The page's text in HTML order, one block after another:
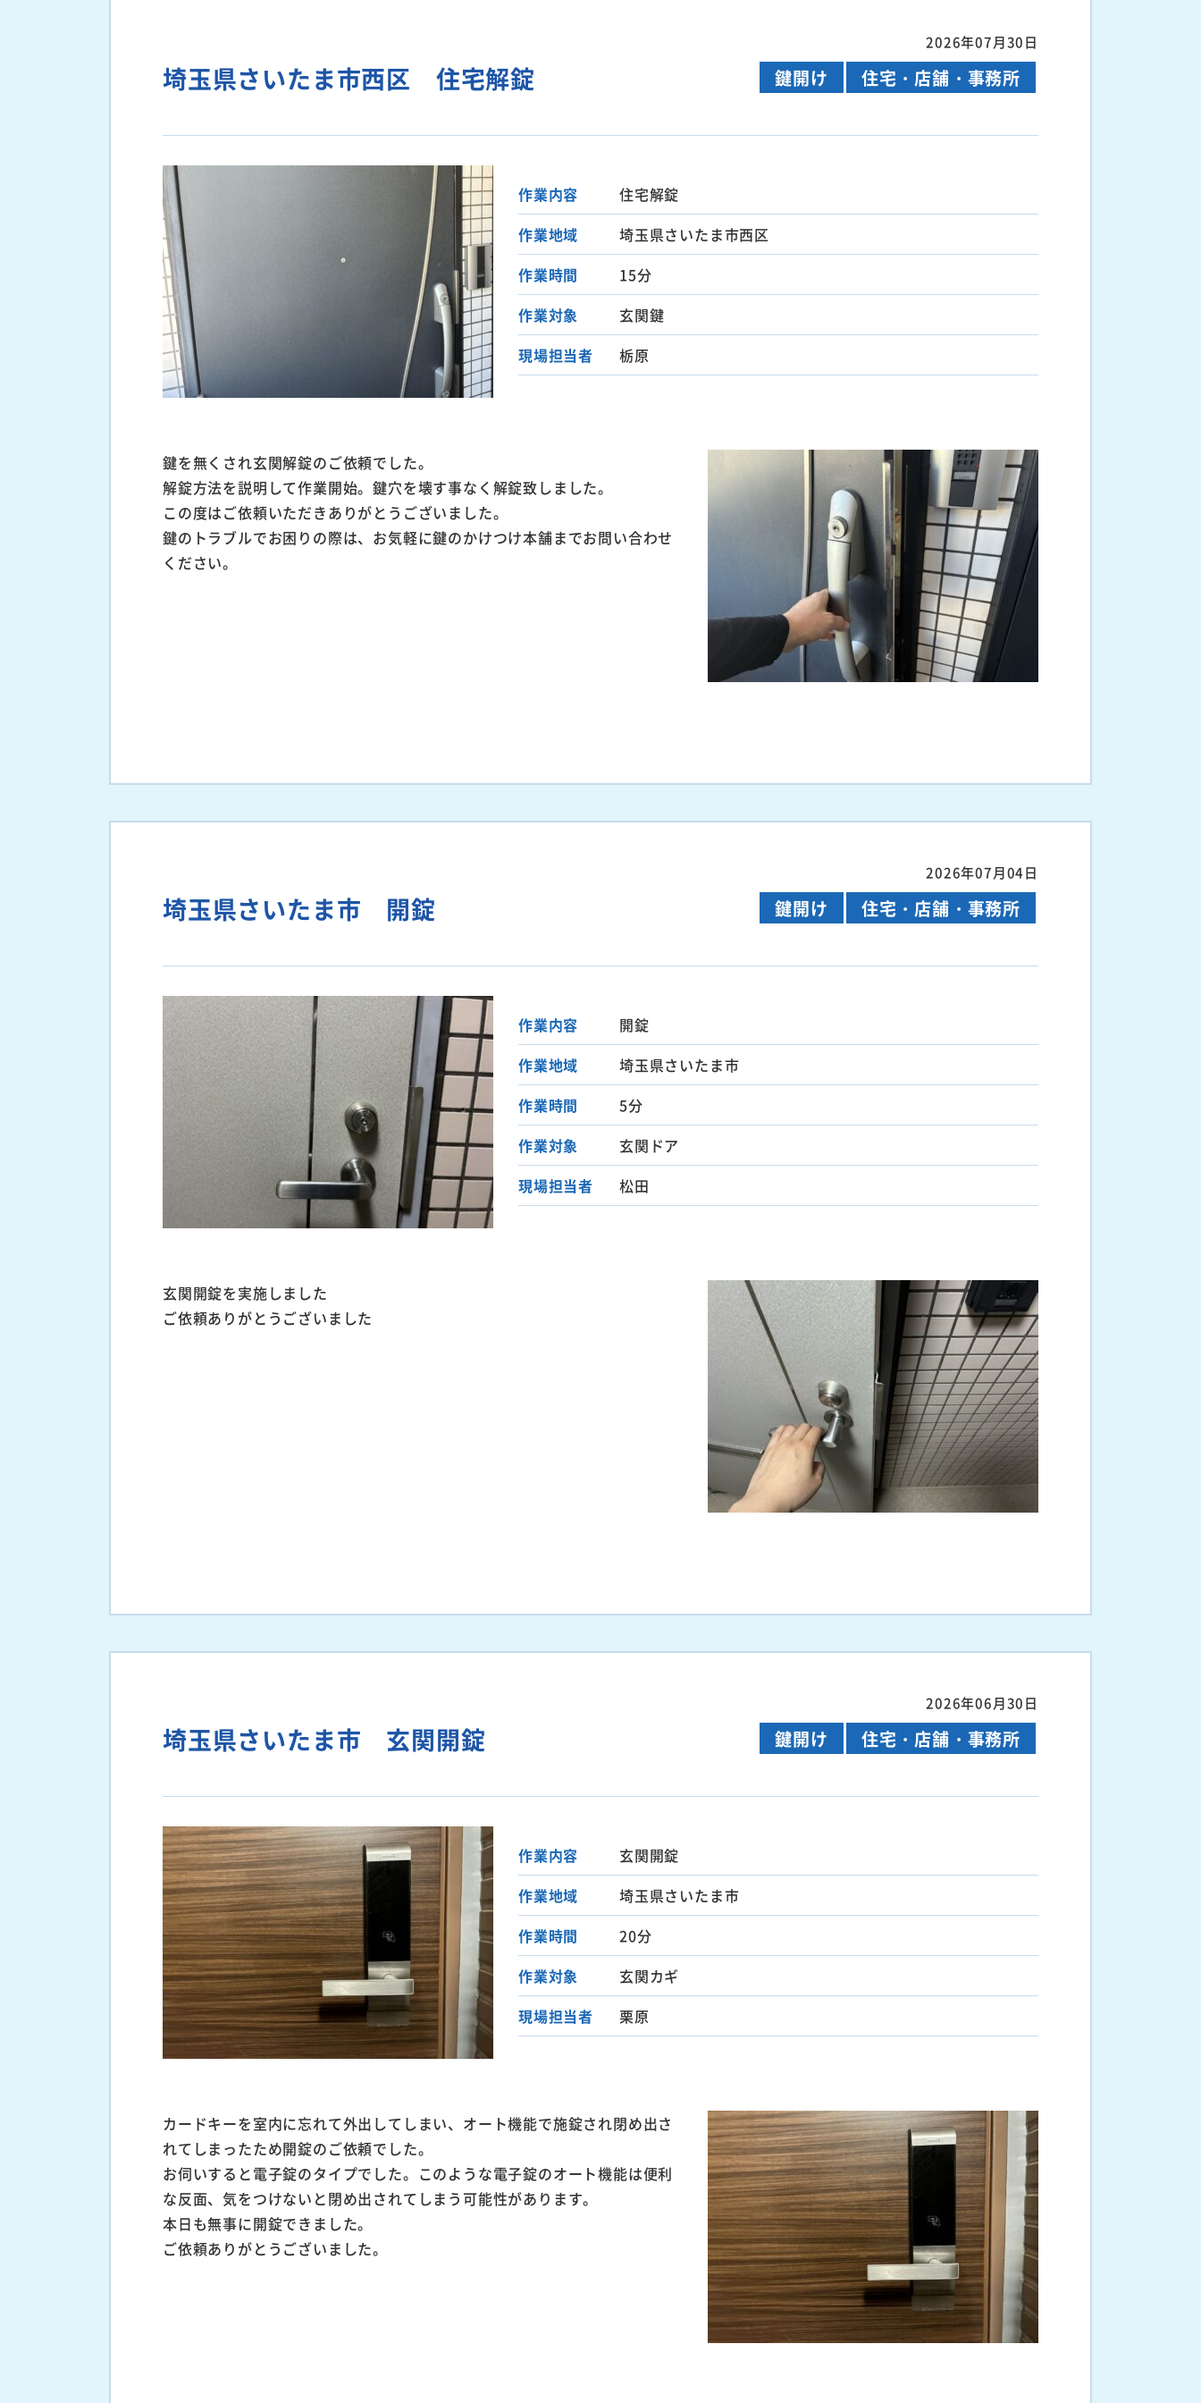
2026年07月30日
埼玉県さいたま市西区 住宅解錠 鍵開け 住宅・店舗・事務所
作業内容
住宅解錠
作業地域
埼玉県さいたま市西区
作業時間
15分
作業対象
玄関鍵
現場担当者
栃原
鍵を無くされ玄関解錠のご依頼でした。
解錠方法を説明して作業開始。鍵穴を壊す事なく解錠致しました。
この度はご依頼いただきありがとうございました。
鍵のトラブルでお困りの際は、お気軽に鍵のかけつけ本舗までお問い合わせ
ください。
2026年07月04日
埼玉県さいたま市 開錠 鍵開け 住宅・店舗・事務所
作業内容
開錠
作業地域
埼玉県さいたま市
作業時間
5分
作業対象
玄関ドア
現場担当者
松田
玄関開錠を実施しました
ご依頼ありがとうございました
2026年06月30日
埼玉県さいたま市 玄関開錠 鍵開け 住宅・店舗・事務所
作業内容
玄関開錠
作業地域
埼玉県さいたま市
作業時間
20分
作業対象
玄関カギ
現場担当者
栗原
カードキーを室内に忘れて外出してしまい、オート機能で施錠され閉め出さ
れてしまったため開錠のご依頼でした。
お伺いすると電子錠のタイプでした。このような電子錠のオート機能は便利
な反面、気をつけないと閉め出されてしまう可能性があります。
本日も無事に開錠できました。
ご依頼ありがとうございました。